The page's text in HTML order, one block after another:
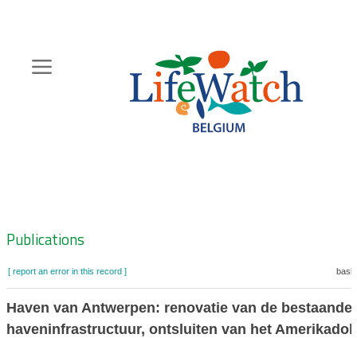
content
Zoeknavigatie
Publications
[ report an error in this record ]
Haven van Antwerpen: renovatie van de bestaande
haveninfrastructuur, ontsluiten van het